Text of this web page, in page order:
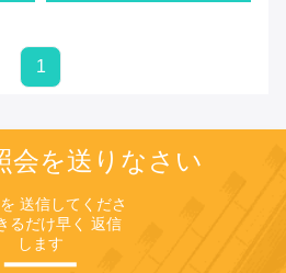
1
会を送りなさい
送信してくださ
るだけ早く 返信
します